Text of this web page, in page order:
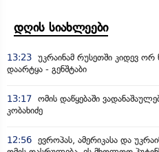
დღის სიახლეები
13:23 უკრაინამ რუსეთში კიდევ ორ
დაარტყა - გენშტაბი
13:17 ომის დაწყებაში
კობახიძე
12:56 ევროპას, ამერიკასა და